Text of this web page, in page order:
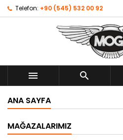
Telefon: +90 (545) 532 00 92
 
ANA SAYFA
MAĞAZALARIMIZ